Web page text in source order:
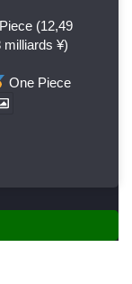
(12,49
milliards ¥)
One Piece